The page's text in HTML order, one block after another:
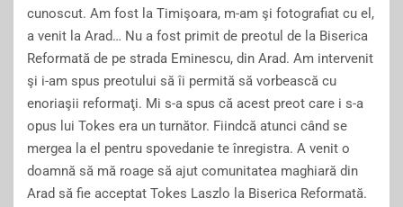
cunoscut. Am fost la Timişoara, m-am şi fotografiat cu el,
a venit la Arad… Nu a fost primit de preotul de la Biserica
Reformată de pe strada Eminescu, din Arad. Am intervenit
şi i-am spus preotului să îi permită să vorbească cu
enoriaşii reformaţi. Mi s-a spus că acest preot care i s-a
opus lui Tokes era un turnător. Fiindcă atunci când se
mergea la el pentru spovedanie te înregistra. A venit o
doamnă să mă roage să ajut comunitatea maghiară din
Arad să fie acceptat Tokes Laszlo la Biserica Reformată.